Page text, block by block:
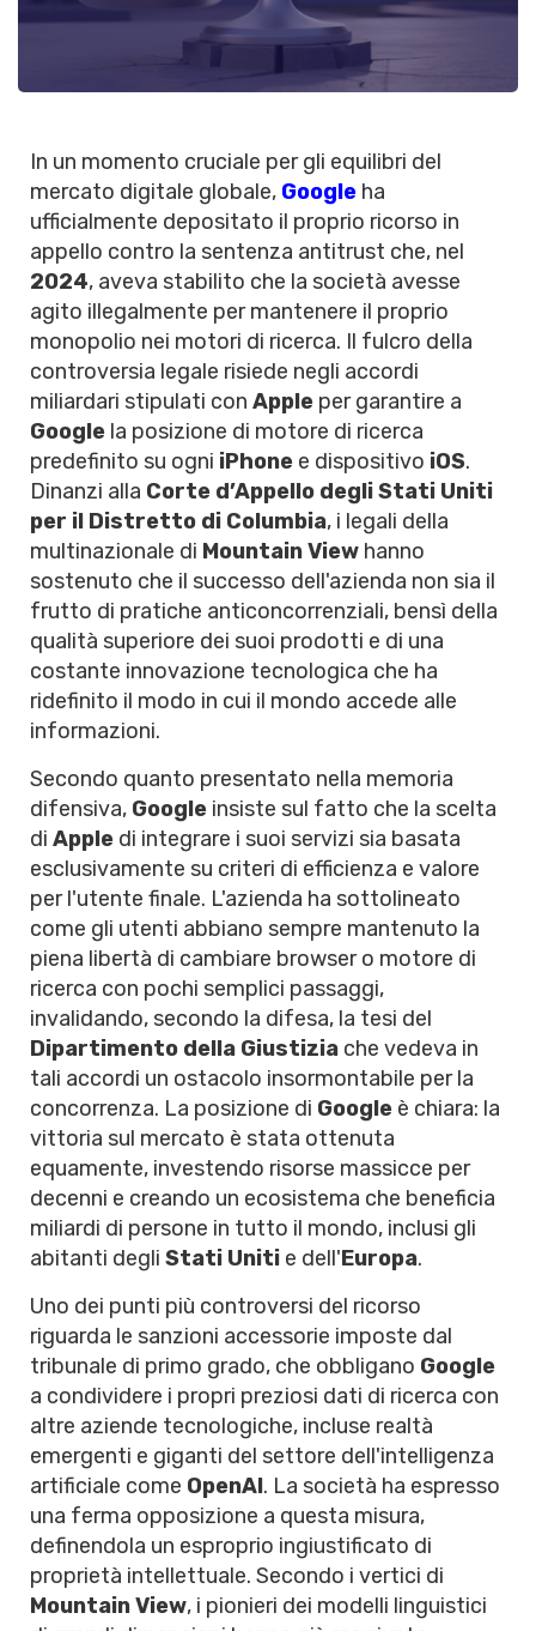
In un momento cruciale per gli equilibri del
mercato digitale globale, Google ha
ufficialmente depositato il proprio ricorso in
appello contro la sentenza antitrust che, nel
2024, aveva stabilito che la società avesse
agito illegalmente per mantenere il proprio
monopolio nei motori di ricerca. Il fulcro della
controversia legale risiede negli accordi
miliardari stipulati con Apple per garantire a
Google la posizione di motore di ricerca
predefinito su ogni iPhone e dispositivo iOS.
Dinanzi alla Corte d’Appello degli Stati Uniti
per il Distretto di Columbia, i legali della
multinazionale di Mountain View hanno
sostenuto che il successo dell'azienda non sia il
frutto di pratiche anticoncorrenziali, bensì della
qualità superiore dei suoi prodotti e di una
costante innovazione tecnologica che ha
ridefinito il modo in cui il mondo accede alle
informazioni.
Secondo quanto presentato nella memoria
difensiva, Google insiste sul fatto che la scelta
di Apple di integrare i suoi servizi sia basata
esclusivamente su criteri di efficienza e valore
per l'utente finale. L'azienda ha sottolineato
come gli utenti abbiano sempre mantenuto la
piena libertà di cambiare browser o motore di
ricerca con pochi semplici passaggi,
invalidando, secondo la difesa, la tesi del
Dipartimento della Giustizia che vedeva in
tali accordi un ostacolo insormontabile per la
concorrenza. La posizione di Google è chiara: la
vittoria sul mercato è stata ottenuta
equamente, investendo risorse massicce per
decenni e creando un ecosistema che beneficia
miliardi di persone in tutto il mondo, inclusi gli
abitanti degli Stati Uniti e dell'Europa.
Uno dei punti più controversi del ricorso
riguarda le sanzioni accessorie imposte dal
tribunale di primo grado, che obbligano Google
a condividere i propri preziosi dati di ricerca con
altre aziende tecnologiche, incluse realtà
emergenti e giganti del settore dell'intelligenza
artificiale come OpenAI. La società ha espresso
una ferma opposizione a questa misura,
definendola un esproprio ingiustificato di
proprietà intellettuale. Secondo i vertici di
Mountain View, i pionieri dei modelli linguistici